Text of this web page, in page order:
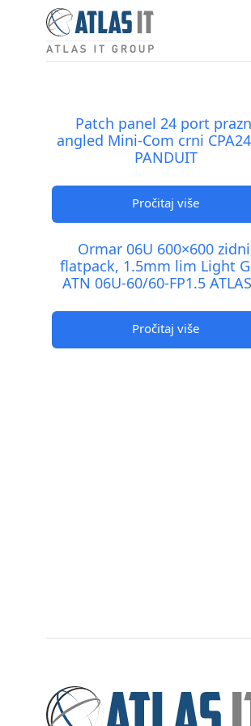
Patch panel 24 port
angled Mini-Com crni
PANDUIT
Pročitaj više
Ormar 06U 600×600
flatpack, 1.5mm lim Light
ATN 06U-60/60-FP1.5
Pročitaj više